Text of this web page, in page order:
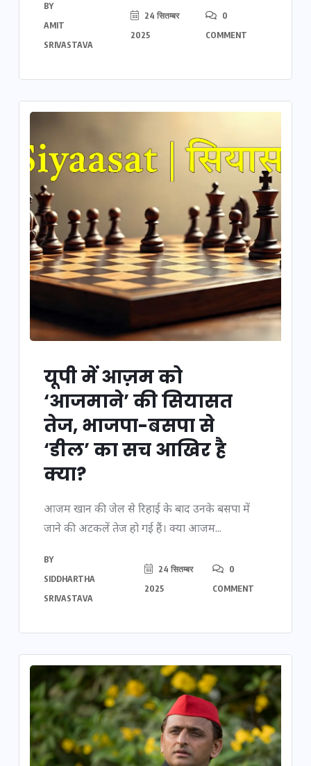
BY
AMIT
SRIVASTAVA
24 सितम्बर
2025
0
COMMENT
यूपी में आज़म को
‘आजमाने’ की सियासत
तेज, भाजपा-बसपा से
‘डील’ का सच आखिर है
क्या?
आजम खान की जेल से रिहाई के बाद उनके बसपा में
जाने की अटकलें तेज हो गई हैं। क्या आजम...
BY
SIDDHARTHA
SRIVASTAVA
24 सितम्बर
2025
0
COMMENT